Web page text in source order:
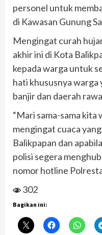
personel untuk
di Kawasan Gunung
Mengingat curah
akhir ini di Kota
kepada warga untuk
hati khususnya warga
banjir dan daerah
“Mari sama-sama kita
mengingat cuaca
Balikpapan dan
polisi segera
nomor hotline
302
Bagikan ini: